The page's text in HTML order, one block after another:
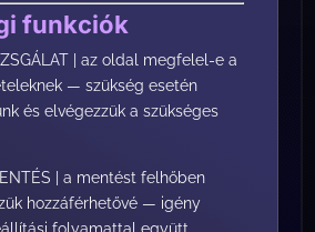
funkciók
| az oldal megfelel-e a
— szükség esetén
és elvégezzük a szükséges
| a mentést felhőben
hozzáférhetővé — igény
folyamattal együtt